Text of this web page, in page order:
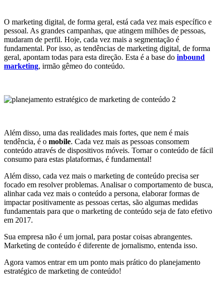
O marketing digital, de forma geral, está cada vez mais específico e
pessoal. As grandes campanhas, que atingem milhões de pessoas,
mudaram de perfil. Hoje, cada vez mais a segmentação é
fundamental. Por isso, as tendências de marketing digital, de forma
geral, apontam todas para esta direção. Esta é a base do inbound
marketing, irmão gêmeo do conteúdo.
Além disso, uma das realidades mais fortes, que nem é mais
tendência, é o mobile. Cada vez mais as pessoas consomem
conteúdo através de dispositivos móveis. Tornar o conteúdo de fácil
consumo para estas plataformas, é fundamental!
Além disso, cada vez mais o marketing de conteúdo precisa ser
focado em resolver problemas. Analisar o comportamento de busca,
alinhar cada vez mais o conteúdo a persona, elaborar formas de
impactar positivamente as pessoas certas, são algumas medidas
fundamentais para que o marketing de conteúdo seja de fato efetivo
em 2017.
Sua empresa não é um jornal, para postar coisas abrangentes.
Marketing de conteúdo é diferente de jornalismo, entenda isso.
Agora vamos entrar em um ponto mais prático do planejamento
estratégico de marketing de conteúdo!